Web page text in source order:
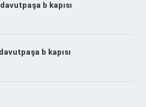
b kapısı
b kapısı